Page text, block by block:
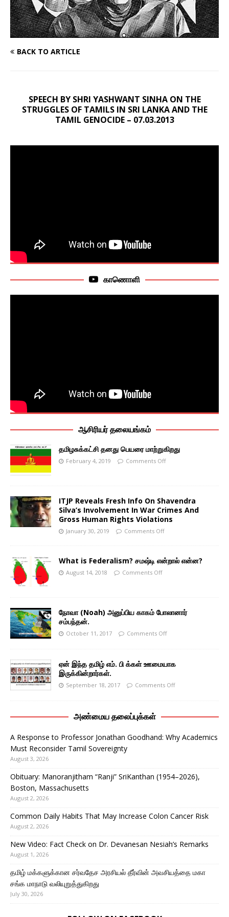
BACK TO ARTICLE
SPEECH BY SHRI YASHWANT SINHA ON THE
STRUGGLES OF TAMILS IN SRI LANKA AND THE
TAMIL GENOCIDE – 07.03.2013
காணொளி
ஆசிரியர் தலையங்கம்
தமிழசுக்கட்சி தனது பெயரை மாற்றுகிறது
February 4, 2019 Comments Off
ITJP Reveals Fresh Info On Shavendra
Silva’s Involvement In War Crimes And
Gross Human Rights Violations
January 30, 2019 Comments Off
What is Federalism? சமஷ்டி என்றால் என்ன?
August 14, 2018 Comments Off
நோவா (Noah) அனுப்பிய காகம் போலானார்
சம்பந்தன்.
October 11, 2017 Comments Off
ஏன் இந்த தமிழ் எம். பி க்கள் ஊமையாக
இருக்கின்றார்கள்.
September 18, 2017 Comments Off
அண்மைய தலைப்புக்கள்
A Response to Professor Jonathan Goodhand: Why Academics
Must Reconsider Tamil Sovereignty
August 3, 2026
Obituary: Manoranjitham “Ranji” SriKanthan (1954–2026),
Boston, Massachusetts
August 2, 2026
Common Daily Habits That May Increase Colon Cancer Risk
August 2, 2026
New Video: Fact Check on Dr. Devanesan Nesiah’s Remarks
August 1, 2026
தமிழ் மக்களுக்கான சர்வதேச அரசியல் தீர்வின் அவசியத்தை மகா
சங்க மாநாடு வலியுறுத்துகிறது
July 30, 2026